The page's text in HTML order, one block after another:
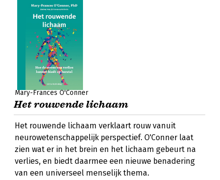
Mary-Frances O'Conner
Het rouwende lichaam
Het rouwende lichaam verklaart rouw vanuit
neurowetenschappelijk perspectief. O'Conner laat
zien wat er in het brein en het lichaam gebeurt na
verlies, en biedt daarmee een nieuwe benadering
van een universeel menselijk thema.